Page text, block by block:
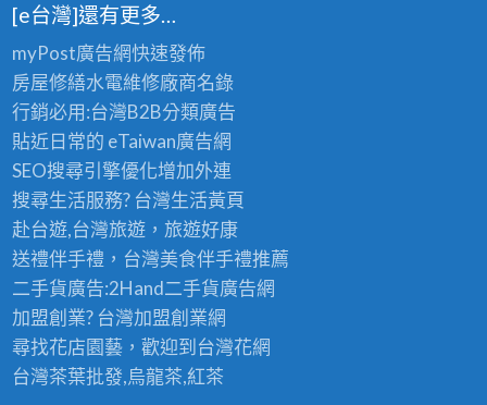
粉
新
竹
油
漆
師
傅,
新
竹
油
漆
工
[e台灣]還有更多…
myPost廣告網快速發佈
房屋修繕水電維修廠商名錄
行銷必用:台灣B2B分類廣告
貼近日常的 eTaiwan廣告網
SEO搜尋引擎優化增加外連
搜尋生活服務? 台灣生活黃頁
赴台遊,台灣旅遊，旅遊好康
送禮伴手禮，台灣美食伴手禮推薦
二手貨廣告:2Hand二手貨廣告網
加盟創業? 台灣加盟創業網
尋找花店園藝，歡迎到 台灣花網
台灣茶葉批發,烏龍茶,紅茶